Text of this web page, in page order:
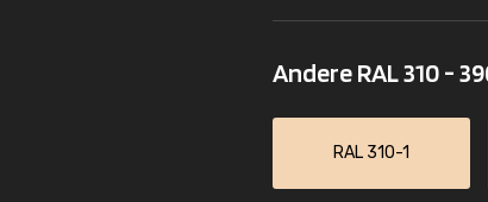
Andere RAL 310 -
RAL 310-1